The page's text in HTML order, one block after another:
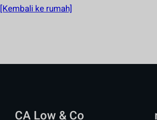
[Kembali ke rumah]
CA Low & Co